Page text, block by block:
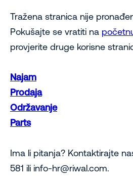
Tražena stranica nije
Pokušajte se vratiti na
provjerite druge korisne
Najam
Prodaja
Održavanje
Parts
Ima li pitanja? Kontaktirajte
581 ili info-hr@riwal.com.